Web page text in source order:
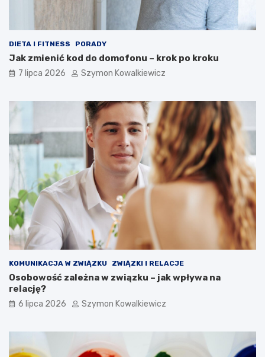
DIETA I FITNESS PORADY
Jak zmienić kod do domofonu – krok po kroku
7 lipca 2026 Szymon Kowalkiewicz
KOMUNIKACJA W ZWIĄZKU ZWIĄZKI I RELACJE
Osobowość zależna w związku – jak wpływa na
relację?
6 lipca 2026 Szymon Kowalkiewicz